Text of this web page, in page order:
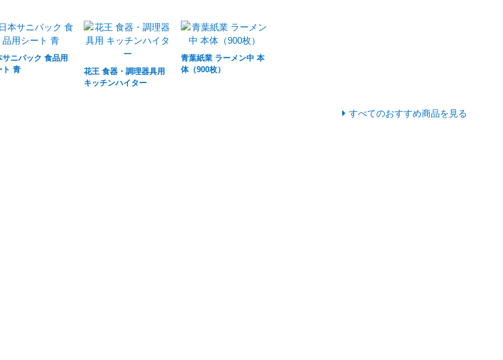
サニパック 食品用
ト 青
花王 食器・調理器具用
キッチンハイター
青葉紙業 ラーメン中 本
体（900枚）
すべてのおすすめ商品を見る